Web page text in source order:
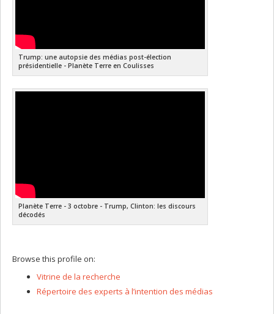
Trump: une autopsie des médias post-élection
présidentielle - Planète Terre en Coulisses
Planète Terre - 3 octobre - Trump, Clinton: les discours
décodés
Browse this profile on:
Vitrine de la recherche
Répertoire des experts à l’intention des médias